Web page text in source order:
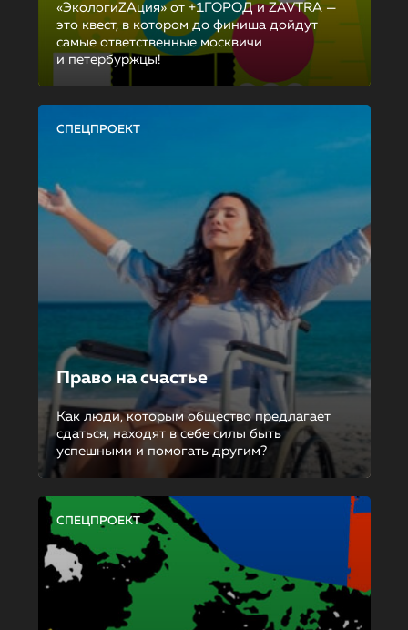
«ЭкологиZAция» от +1ГОРОД и ZAVTRA —
это квест, в котором до финиша дойдут
самые ответственные москвичи
и петербуржцы!
СПЕЦПРОЕКТ
Право на счастье
Как люди, которым общество предлагает
сдаться, находят в себе силы быть
успешными и помогать другим?
СПЕЦПРОЕКТ